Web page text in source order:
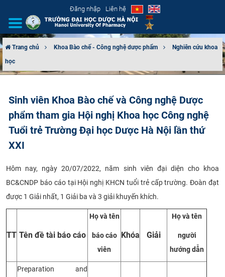
Đăng nhập Liên hệ
GIỚI THIỆU
TUYỂN SINH
ĐÀO TẠO
ĐẢM BẢO CHẤT LƯỢNG
KHOA HỌC CÔNG NGHỆ
CỰU NGƯỜI HỌC
Trang chủ Khoa Bào chế - Công nghệ dược phẩm
Nghiên cứu khoa
học
Sinh viên Khoa Bào chế và Công nghệ Dược
phẩm tham gia Hội nghị Khoa học Công nghệ
Tuổi trẻ Trường Đại học Dược Hà Nội lần thứ
XXI
Hôm nay, ngày 20/07/2022, năm sinh viên đại diện cho khoa
BC&CNDP báo cáo tại Hội nghị KHCN tuổi trẻ cấp trường. Đoàn đạt
được 1 Giải nhất, 1 Giải ba và 3 giải khuyến khích.
TT Tên đề tài báo cáo
Họ và tên
báo cáo
viên
Khóa Giải
Họ và tên
người
hướng dẫn
Preparation and